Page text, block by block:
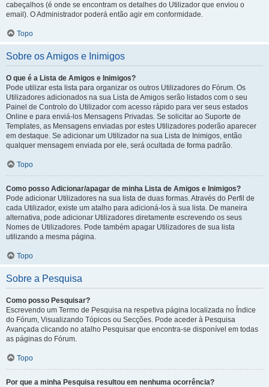
cabeçalhos (é onde se encontram os detalhes do Utilizador que enviou o
email). O Administrador poderá então agir em conformidade.
Topo
Sobre os Amigos e Inimigos
O que é a Lista de Amigos e Inimigos?
Pode utilizar esta lista para organizar os outros Utilizadores do Fórum. Os
Utilizadores adicionados na sua Lista de Amigos serão listados com o seu
Painel de Controlo do Utilizador com acesso rápido para ver seus estados
Online e para enviá-los Mensagens Privadas. Se solicitar ao Suporte de
Templates, as Mensagens enviadas por estes Utilizadores poderão aparecer
em destaque. Se adicionar um Utilizador na sua Lista de Inimigos, então
qualquer mensagem enviada por ele, será ocultada de forma padrão.
Topo
Como posso Adicionar/apagar de minha Lista de Amigos e Inimigos?
Pode adicionar Utilizadores na sua lista de duas formas. Através do Perfil de
cada Utilizador, existe um atalho para adicioná-los à sua lista. De maneira
alternativa, pode adicionar Utilizadores diretamente escrevendo os seus
Nomes de Utilizadores. Pode também apagar Utilizadores de sua lista
utilizando a mesma página.
Topo
Sobre a Pesquisa
Como posso Pesquisar?
Escrevendo um Termo de Pesquisa na respetiva página localizada no Índice
do Fórum, Visualizando Tópicos ou Secções. Pode aceder à Pesquisa
Avançada clicando no atalho Pesquisar que encontra-se disponível em todas
as páginas do Fórum.
Topo
Por que a minha Pesquisa resultou em nenhuma ocorrência?